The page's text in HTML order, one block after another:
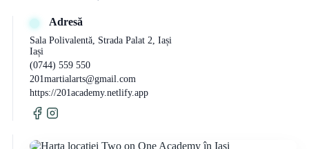
Adresă
Sala Polivalentă, Strada Palat 2, Iași
Iași
(0744) 559 550
201martialarts@gmail.com
https://201academy.netlify.app